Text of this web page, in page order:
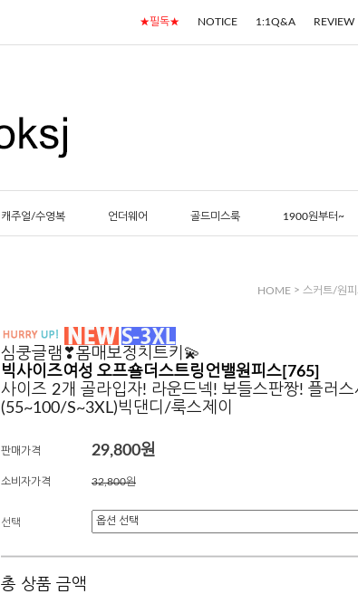
★필독★ NOTICE 1:1Q&A REVIEW
캐주얼/수영복 언더웨어 골드미스룩 1900원부터~
HOME > 스커트/원
심쿵글램❣몸매보정치트키💫
빅사이즈여성 오프숄더스트링언밸원피스[765]
사이즈 2개 골라입자! 라운드넥! 보들스판짱! 플러스
(55~100/S~3XL)빅댄디/룩스제이
판매가격 29,800원
소비자가격 32,800원
선택
총 상품 금액